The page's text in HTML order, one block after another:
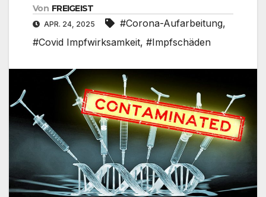
Von FREIGEIST
APR. 24, 2025 #Corona-Aufarbeitung,
#Covid Impfwirksamkeit, #Impfschäden